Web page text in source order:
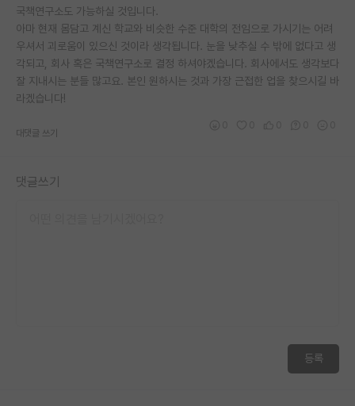
국책연구소도 가능하실 것입니다.
아마 현재 몸담고 계신 학교와 비슷한 수준 대학의 전임으로 가시기는 어려
우셔서 괴로움이 있으신 것이라 생각됩니다. 눈을 낮추실 수 밖에 없다고 생
각되고, 회사 혹은 국책연구소로 결정 하셔야겠습니다. 회사에서도 생각보다
잘 지내시는 분들 많고요. 본인 원하시는 것과 가장 근접한 업을 찾으시길 바
라겠습니다!
대댓글 쓰기
댓글쓰기
등록